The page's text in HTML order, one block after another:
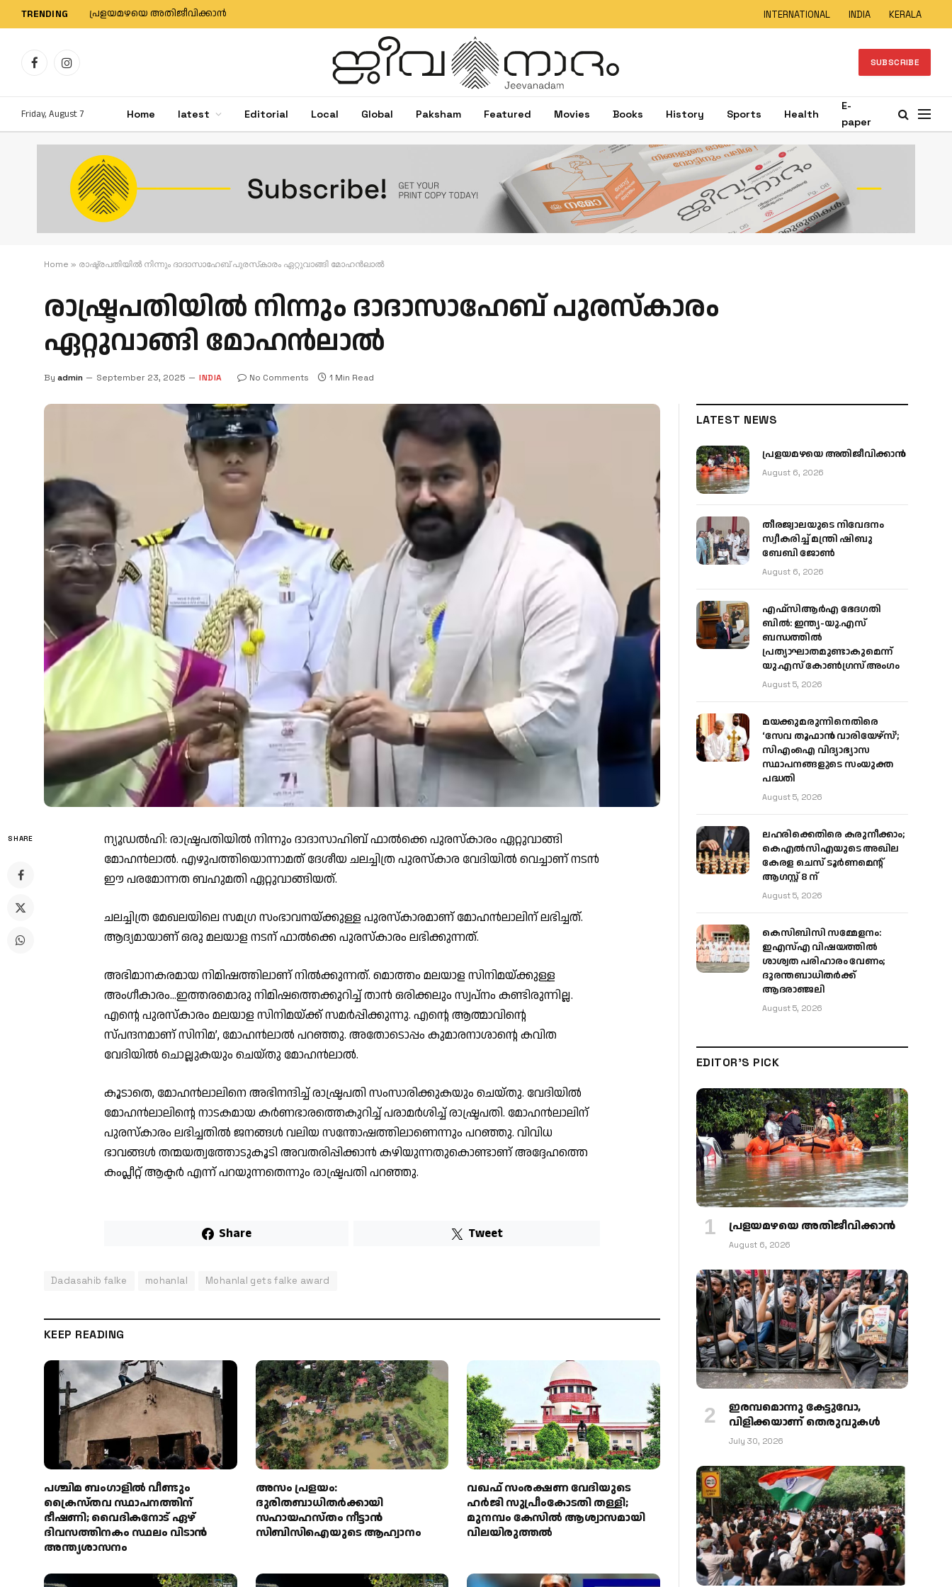
TRENDING പ്രളയമഴയെ അതിജീവിക്കാന്‍ INTERNATIONAL INDIA KERALA
FacebookInstagram SUBSCRIBE
Friday, August 7 Home latest Editorial Local Global Paksham Featured Movies Books History Sports Health
E-
paper
Home » രാഷ്ട്രപതിയില്‍ നിന്നും ദാദാസാഹേബ് പുരസ്‌കാരം ഏറ്റുവാങ്ങി മോഹന്‍ലാല്‍
രാഷ്ട്രപതിയില്‍ നിന്നും ദാദാസാഹേബ് പുരസ്‌കാരം
ഏറ്റുവാങ്ങി മോഹന്‍ലാല്‍
By admin September 23, 2025 INDIA No Comments 1 Min Read
SHARE
ന്യൂഡൽഹി: രാഷ്ട്രപതിയിൽ നിന്നും ദാദാസാഹിബ് ഫാൽക്കെ പുരസ്കാരം ഏറ്റുവാങ്ങി
മോഹൻലാൽ. എഴുപത്തിയൊന്നാമത് ദേശീയ ചലച്ചിത്ര പുരസ്‌കാര വേദിയിൽ വെച്ചാണ് നടൻ
ഈ പരമോന്നത ബഹുമതി ഏറ്റുവാങ്ങിയത്.
ചലച്ചിത്ര മേഖലയിലെ സമഗ്ര സംഭാവനയ്ക്കുള്ള പുരസ്‌കാരമാണ് മോഹൻലാലിന് ലഭിച്ചത്.
ആദ്യമായാണ് ഒരു മലയാള നടന് ഫാൽക്കെ പുരസ്കാരം ലഭിക്കുന്നത്.
അഭിമാനകരമായ നിമിഷത്തിലാണ് നിൽക്കുന്നത്. മൊത്തം മലയാള സിനിമയ്ക്കുള്ള
അംഗീകാരം…ഇത്തരമൊരു നിമിഷത്തെക്കുറിച്ച് താൻ ഒരിക്കലും സ്വപ്നം കണ്ടിരുന്നില്ല.
എന്റെ പുരസ്കാരം മലയാള സിനിമയ്ക്ക് സമർപ്പിക്കുന്നു. എന്റെ ആത്മാവിന്റെ
സ്പന്ദനമാണ് സിനിമ’, മോഹൻലാൽ പറഞ്ഞു. അതോടൊപ്പം കുമാരനാശാന്റെ കവിത
വേദിയിൽ ചൊല്ലുകയും ചെയ്തു മോഹൻലാൽ.
കൂടാതെ, മോഹൻലാലിനെ അഭിനന്ദിച്ച് രാഷ്ട്രപതി സംസാരിക്കുകയും ചെയ്തു. വേദിയിൽ
മോഹൻലാലിന്റെ നാടകമായ കർണഭാരത്തെകുറിച്ച് പരാമർശിച്ച് രാഷ്ട്രപതി. മോഹൻലാലിന്
പുരസ്കാരം ലഭിച്ചതിൽ ജനങ്ങൾ വലിയ സന്തോഷത്തിലാണെന്നും പറഞ്ഞു. വിവിധ
ഭാവങ്ങൾ തന്മയത്വത്തോടുകൂടി അവതരിപ്പിക്കാൻ കഴിയുന്നതുകൊണ്ടാണ് അദ്ദേഹത്തെ
കംപ്ലീറ്റ് ആക്ടർ എന്ന് പറയുന്നതെന്നും രാഷ്ട്രപതി പറഞ്ഞു.
Share Tweet
Dadasahib falke mohanlal Mohanlal gets falke award
KEEP READING
പശ്ചിമ ബംഗാളിൽ വീണ്ടും
ക്രൈസ്തവ സ്ഥാപനത്തിന്
ഭീഷണി; വൈദികനോട് ഏഴ്
ദിവസത്തിനകം സ്ഥലം വിടാൻ
അന്ത്യശാസനം
അസം പ്രളയം:
ദുരിതബാധിതർക്കായി
സഹായഹസ്തം നീട്ടാൻ
സിബിസിഐയുടെ ആഹ്വാനം
വഖഫ് സംരക്ഷണ വേദിയുടെ
ഹർജി സുപ്രീംകോടതി തള്ളി;
മുനമ്പം കേസിൽ ആശ്വാസമായി
വിലയിരുത്തൽ
LATEST NEWS
പ്രളയമഴയെ അതിജീവിക്കാന്‍
August 6, 2026
തീരജ്വാലയുടെ നിവേദനം
സ്വീകരിച്ച് മന്ത്രി ഷിബു
ബേബി ജോൺ
August 6, 2026
എഫ്‌സിആർഎ ഭേദഗതി
ബിൽ: ഇന്ത്യ-യു.എസ്
ബന്ധത്തിൽ
പ്രത്യാഘാതമുണ്ടാകുമെന്ന്
യു.എസ് കോൺഗ്രസ് അംഗം
August 5, 2026
മയക്കുമരുന്നിനെതിരെ
‘സേവ തൂഫാൻ വാരിയേഴ്‌സ്’;
സിഎംഐ വിദ്യാഭ്യാസ
സ്ഥാപനങ്ങളുടെ സംയുക്ത
പദ്ധതി
August 5, 2026
ലഹരിക്കെതിരെ കരുനീക്കാം;
കെഎൽസിഎയുടെ അഖില
കേരള ചെസ് ടൂർണമെന്റ്
ആഗസ്റ്റ് 8 ന്
August 5, 2026
കെസിബിസി സമ്മേളനം:
ഇഎസ്എ വിഷയത്തിൽ
ശാശ്വത പരിഹാരം വേണം;
ദുരന്തബാധിതർക്ക്
ആദരാഞ്ജലി
August 5, 2026
EDITOR'S PICK
പ്രളയമഴയെ അതിജീവിക്കാന്‍
August 6, 2026
ഇരമ്പമൊന്നു കേട്ടുവോ,
വിളിക്കയാണ് തെരുവുകള്‍
July 30, 2026